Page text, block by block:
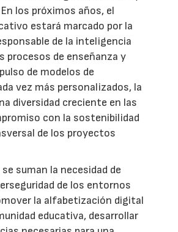
los próximos años, el
estará marcado por la
de la inteligencia
procesos de enseñanza y
de modelos de
vez más personalizados, la
diversidad creciente en las
con la sostenibilidad
de los proyectos
suman la necesidad de
de los entornos
la alfabetización digital
educativa, desarrollar